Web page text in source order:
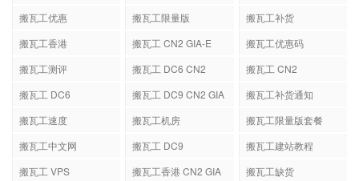
搬瓦工优惠
搬瓦工限量版
搬瓦工补货
搬瓦工香港
搬瓦工 CN2 GIA-E
搬瓦工优惠码
搬瓦工测评
搬瓦工 DC6 CN2
搬瓦工 CN2
搬瓦工 DC6
搬瓦工 DC9 CN2 GIA
搬瓦工补货通知
搬瓦工速度
搬瓦工机房
搬瓦工限量版套餐
搬瓦工中文网
搬瓦工 DC9
搬瓦工建站教程
搬瓦工 VPS
搬瓦工香港 CN2 GIA 搬瓦工缺货